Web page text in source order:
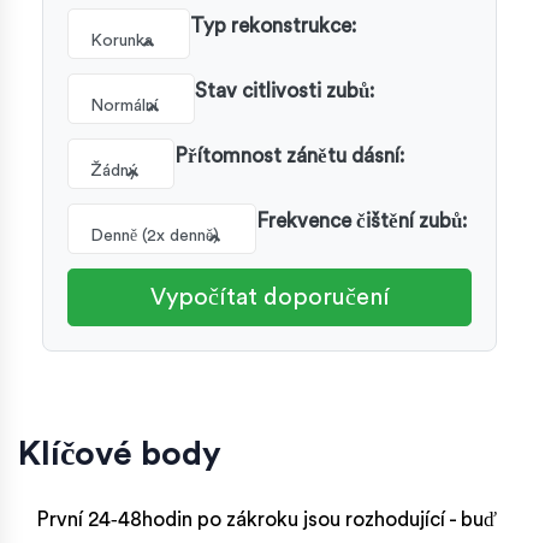
Typ rekonstrukce:
Korunka
Stav citlivosti zubů:
Normální
Přítomnost zánětu dásní:
Žádný
Frekvence čištění zubů:
Denně (2x denně)
Vypočítat doporučení
Klíčové body
První 24‑48hodin po zákroku jsou rozhodující - buď